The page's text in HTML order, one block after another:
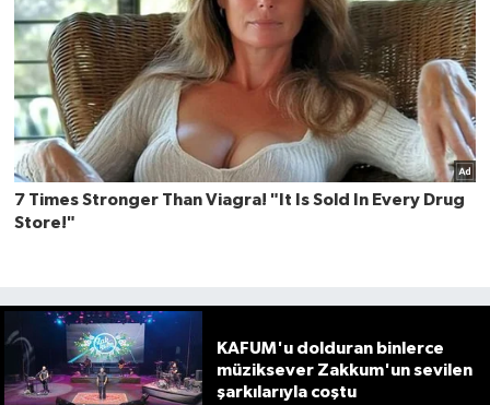
KAFUM'u dolduran binlerce
müziksever Zakkum'un sevilen
şarkılarıyla coştu